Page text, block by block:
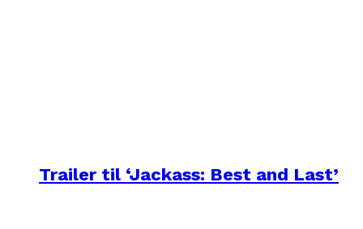
Trailer til ‘Jackass: Best and Last’